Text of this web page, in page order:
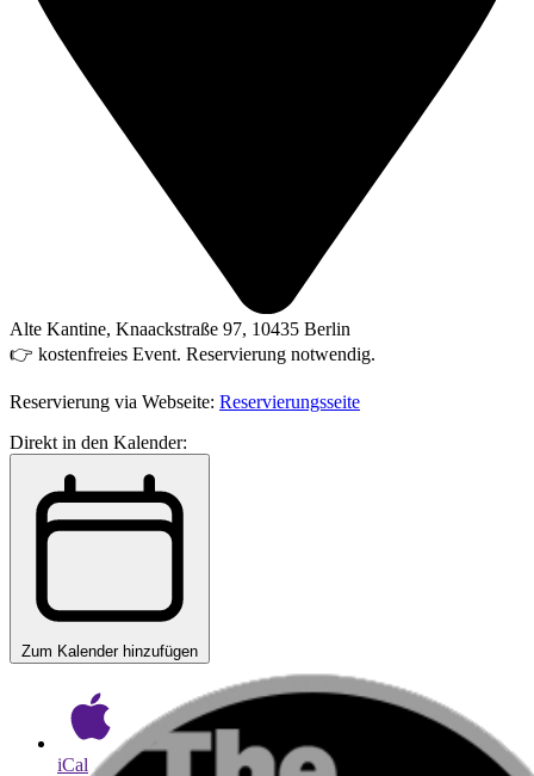
Alte Kantine, Knaackstraße 97, 10435 Berlin
👉 kostenfreies Event. Reservierung notwendig.
Reservierung via Webseite: Reservierungsseite
Direkt in den Kalender:
Zum Kalender hinzufügen
iCal